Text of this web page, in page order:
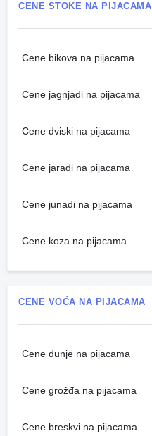
CENE STOKE NA PIJACAMA
Cene bikova na pijacama
Cene jagnjadi na pijacama
Cene dviski na pijacama
Cene jaradi na pijacama
Cene junadi na pijacama
Cene koza na pijacama
CENE VOĆA NA PIJACAMA
Cene dunje na pijacama
Cene grožđa na pijacama
Cene breskvi na pijacama